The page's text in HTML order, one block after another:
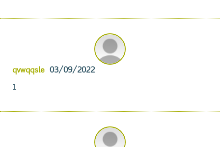
qvwqqsle 03/09/2022
1